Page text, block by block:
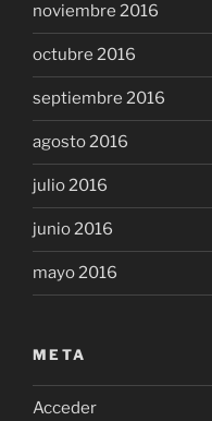
noviembre 2016
octubre 2016
septiembre 2016
agosto 2016
julio 2016
junio 2016
mayo 2016
META
Acceder